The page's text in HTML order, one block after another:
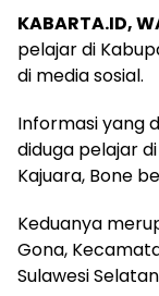
KABARTA.ID,
pelajar di
di media sosial.
Informasi yang
diduga pelajar
Kajuara, Bone
Keduanya
Gona,
Sulawesi Selatan